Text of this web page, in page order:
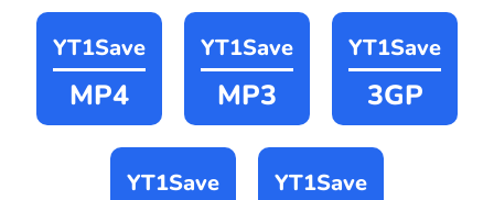
YT1Save
MP4
YT1Save
MP3
YT1Save
3GP
YT1Save YT1Save